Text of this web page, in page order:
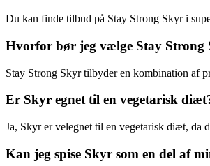
Du kan finde tilbud på Stay Strong Skyr i
Hvorfor bør jeg vælge Stay Strong
Stay Strong Skyr tilbyder en kombination af
Er Skyr egnet til en vegetarisk
Ja, Skyr er velegnet til en vegetarisk diæt, da
Kan jeg spise Skyr som en del af